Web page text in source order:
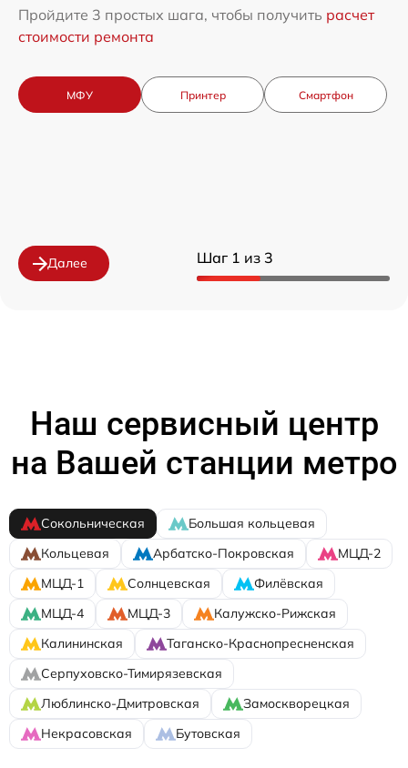
Шаг 1 из 3
Пройдите 3 простых шага, чтобы получить расчет
стоимости ремонта
МФУ Принтер Смартфон
Далее
Наш сервисный центр
на Вашей станции метро
Сокольническая
Большая кольцевая
Кольцевая
Арбатско-Покровская
МЦД-2
МЦД-1
Солнцевская
Филёвская
МЦД-4
МЦД-3
Калужско-Рижская
Калининская
Таганско-Краснопресненская
Серпуховско-Тимирязевская
Люблинско-Дмитровская
Замоскворецкая
Некрасовская
Бутовская